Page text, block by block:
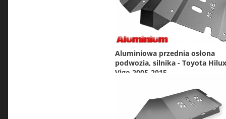
Aluminiowa przednia osłona
podwozia, silnika - Toyota Hilux
Vigo 2005-2015